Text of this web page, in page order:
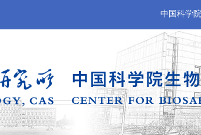
中国科学院